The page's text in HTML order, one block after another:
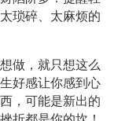
琐碎、太麻烦的
做，就只想这么
好感让你感到心
，可能是新出的